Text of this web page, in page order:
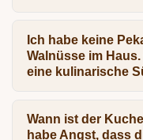
Ich habe keine
Walnüsse im
eine kulinarische
Wann ist der
habe Angst, dass